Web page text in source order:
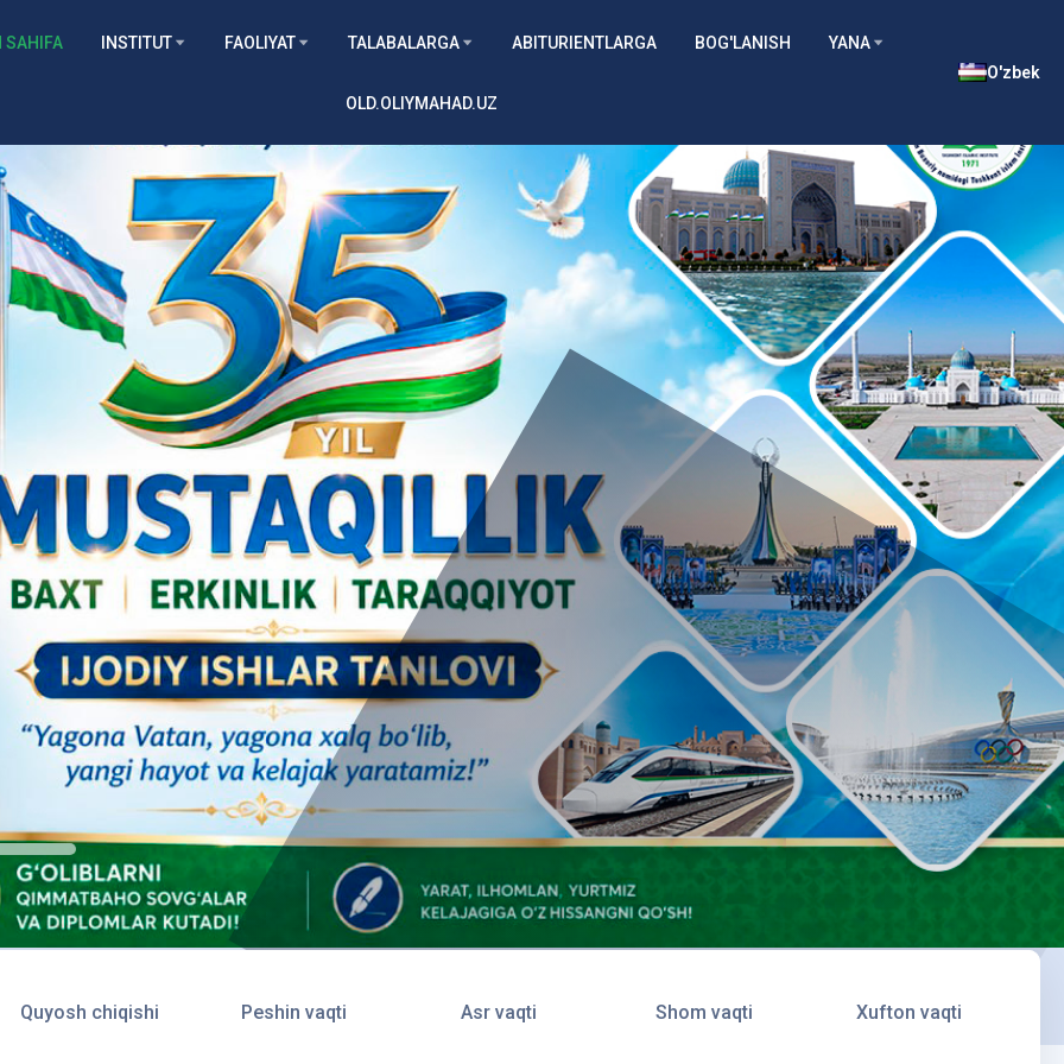
SAHIFA INSTITUT FAOLIYAT TALABALARGA ABITURIENTLARGA BOG'LANISH YANA
OLD.OLIYMAHAD.UZ
O'zbek
Quyosh chiqishi Peshin vaqti Asr vaqti Shom vaqti Xufton vaqti